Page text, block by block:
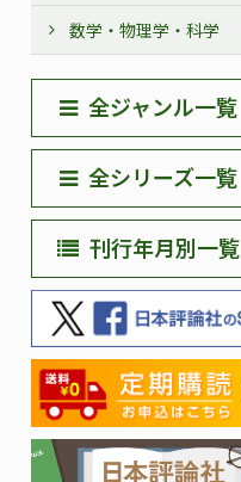
数学・物理学・科学
全ジャンル一覧
全シリーズ一覧
刊行年月別一覧